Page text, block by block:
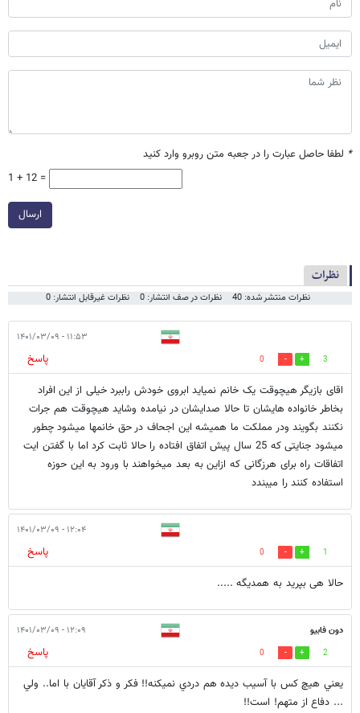
* لطفا حاصل عبارت را در جعبه متن روبرو وارد کنید
1 + 12 =
ارسال
نظرات
نظرات منتشر شده: 40 نظرات در صف انتشار: 0 نظرات غیرقابل انتشار: 0
۱۱:۵۳ - ۱۴۰۱/۰۳/۰۹
3
0
پاسخ
اقای بازیگر هیچوقت یک خانم نمیاید ابروی خودش راببرد خیلی از این افراد
بخاطر خانواده هایشان تا حالا صدایشان در نیامده وشاید هیچوقت هم جرات
نکنند بگویند ودر مملکت ما همیشه این اجحاف در حق خانمها میشود چطور
میشود جنایتی که 25 سال پیش اتفاق افتاده را حالا ثابت کرد اما با گفتن ایت
اتفاقات راه برای هرزگانی که ازاین به بعد میخواهند با ورود به این حوزه
استفاده کنند را میبندد
۱۲:۰۴ - ۱۴۰۱/۰۳/۰۹
1
0
پاسخ
حالا هی بپرید به همدیگه .....
دون فابيو ۱۲:۰۹ - ۱۴۰۱/۰۳/۰۹
2
0
پاسخ
يعني هيچ كس با آسيب ديده هم دردي نميكنه!! فكر و ذكر آقايان با اما.. ولي
... دفاع از متهم! است!!